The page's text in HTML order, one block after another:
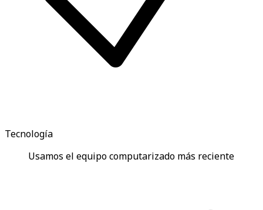
Tecnología
Usamos el equipo computarizado más reciente